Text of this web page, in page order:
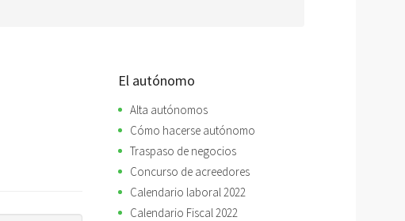
El autónomo
Alta autónomos
Cómo hacerse autónomo
Traspaso de negocios
Concurso de acreedores
Calendario laboral 2022
Calendario Fiscal 2022